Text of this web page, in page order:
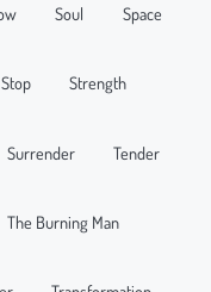
Soul Space
Stop Strength
Surrender Tender
The Burning Man